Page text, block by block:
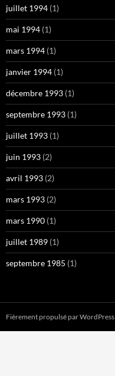
juillet 1994 (1)
mai 1994 (1)
mars 1994 (1)
janvier 1994 (1)
décembre 1993 (1)
septembre 1993 (1)
juillet 1993 (1)
juin 1993 (2)
avril 1993 (2)
mars 1993 (2)
mars 1990 (1)
juillet 1989 (1)
septembre 1985 (1)
Fièrement propulsé par WordPress